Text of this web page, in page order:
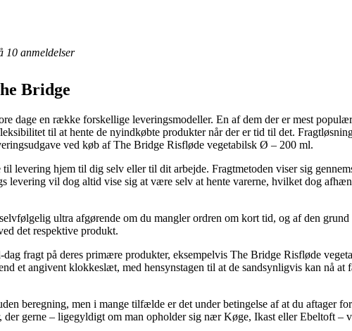
10 anmeldelser
Bridge
dage en række forskellige leveringsmodeller. En af dem der er mest
til at hente de nyindkøbte produkter når der er tid til det.
ved køb af The Bridge Risfløde vegetabilsk Ø – 200 ml.
levering hjem til dig selv eller til dit arbejde. Fragtmetoden viser sig
levering vil dog altid vise sig at være selv at hente varerne, hvilket dog
ultra afgørende om du mangler ordren om kort tid, og af den
det respektive produkt.
fragt på deres primære produkter, eksempelvis The Bridge Risfløde
et angivent klokkeslæt, med hensynstagen til at de sandsynligvis kan nå at
beregning, men i mange tilfælde er det under betingelse af at du aftager
der gerne – ligegyldigt om man opholder sig nær Køge, Ikast eller Ebeltoft